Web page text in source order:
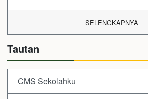
SELENGKAPNYA
Tautan
CMS Sekolahku